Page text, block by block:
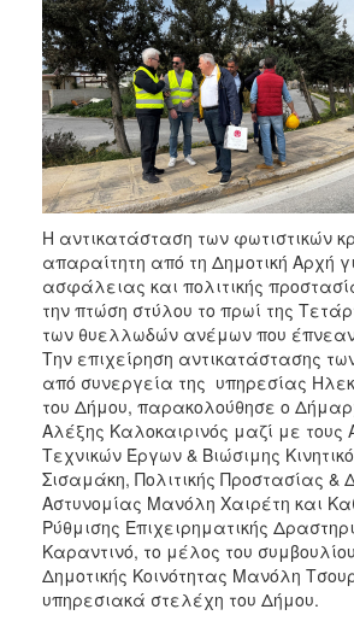
2013
2012
2011
2010
2006
ΤΟΠΟΣ
ΠΟΛΙΤΙΣΜΟΣ
ΑΝΘΕΚΤΙΚΗ
ΠΟΛΗ
Η αντικατάσταση των φωτιστικών
απαραίτητη από τη Δημοτική Αρχή
ασφάλειας και πολιτικής
την πτώση στύλου το πρωί της
των θυελλωδών ανέμων που έπνεαν
Την επιχείρηση αντικατάστασης
από συνεργεία της υπηρεσίας
του Δήμου, παρακολούθησε ο
Αλέξης Καλοκαιρινός μαζί με τους
Τεχνικών Έργων & Βιώσιμης
Σισαμάκη, Πολιτικής Προστασίας &
Αστυνομίας Μανόλη Χαιρέτη και
Ρύθμισης Επιχειρηματικής
Καραντινό, το μέλος του
Δημοτικής Κοινότητας Μανόλη
υπηρεσιακά στελέχη του Δήμου.